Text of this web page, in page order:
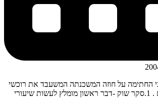
החתימה על חוזה המשכנתה המשעבד את רוכשי
הדירות לעשרות שנים . 1.סקר שוק -דבר ראשון מומלץ לעשות שיעורי